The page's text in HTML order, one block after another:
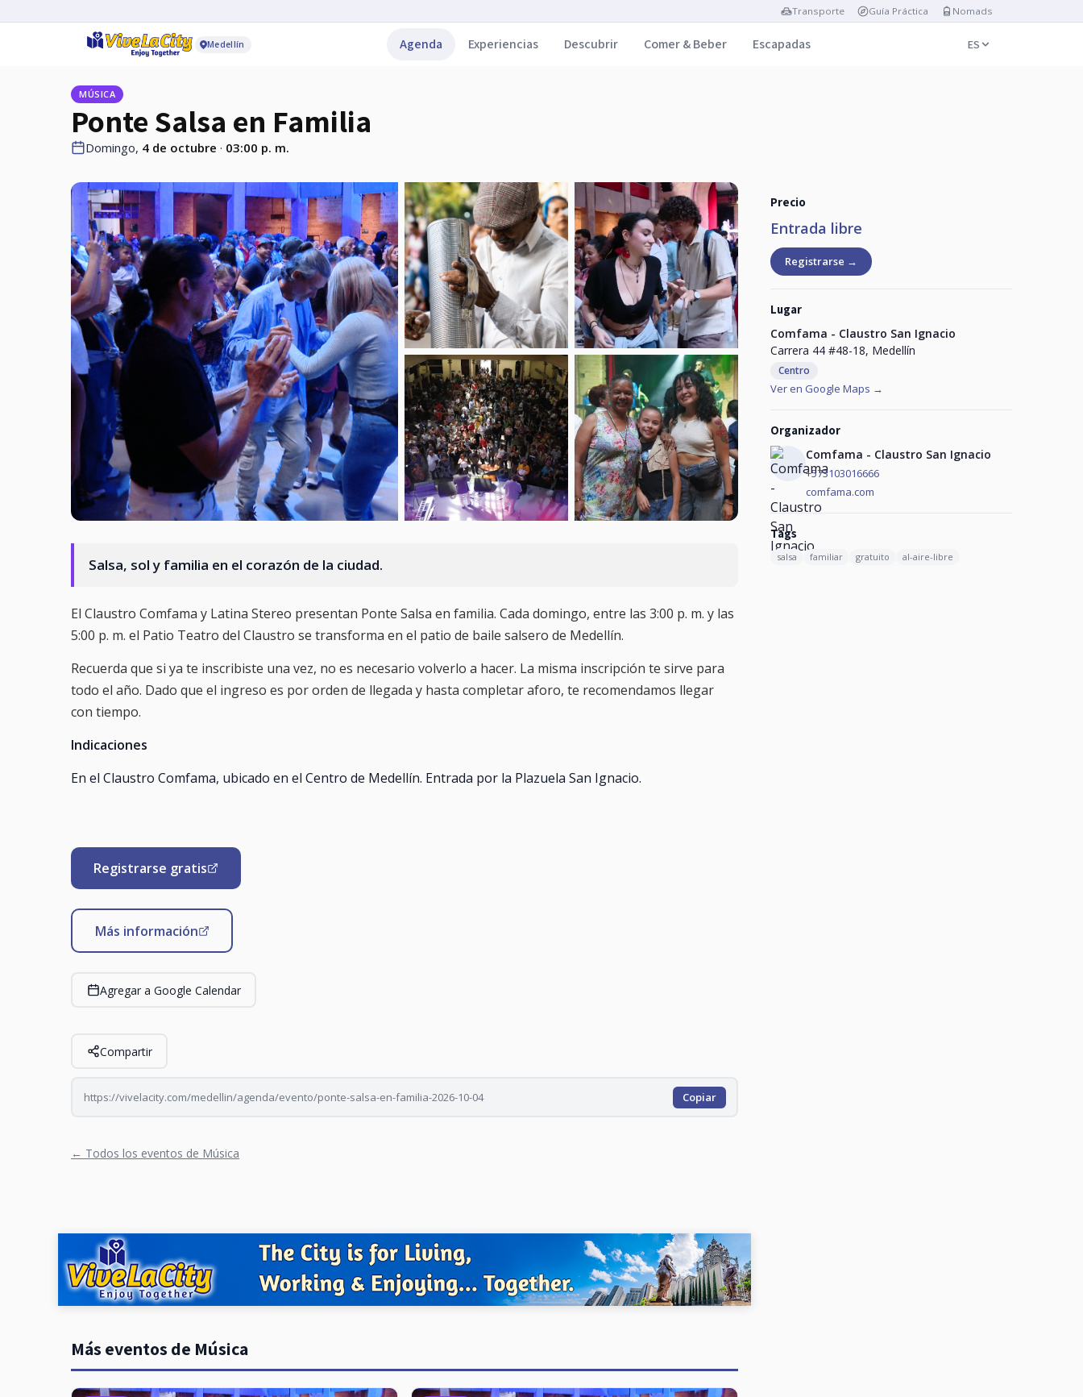
Transporte Guía Práctica Nomads
Medellín Agenda Experiencias Descubrir Comer & Beber Escapadas ES
MÚSICA
Ponte Salsa en Familia
Domingo, 4 de octubre · 03:00 p. m.
Salsa, sol y familia en el corazón de la ciudad.
El Claustro Comfama y Latina Stereo presentan Ponte Salsa en familia. Cada domingo, entre las 3:00 p. m. y las
5:00 p. m. el Patio Teatro del Claustro se transforma en el patio de baile salsero de Medellín.
Recuerda que si ya te inscribiste una vez, no es necesario volverlo a hacer. La misma inscripción te sirve para
todo el año. Dado que el ingreso es por orden de llegada y hasta completar aforo, te recomendamos llegar
con tiempo.
Indicaciones
En el Claustro Comfama, ubicado en el Centro de Medellín. Entrada por la Plazuela San Ignacio.
Precio
Entrada libre
Registrarse →
Lugar
Comfama - Claustro San Ignacio
Carrera 44 #48-18, Medellín
Centro
Ver en Google Maps →
Organizador
Comfama - Claustro San Ignacio
+573103016666
comfama.com
Tags
salsa familiar gratuito al-aire-libre
Registrarse gratis
Más información
Agregar a Google Calendar
Compartir
https://vivelacity.com/medellin/agenda/evento/ponte-salsa-en-familia-2026-10-04 Copiar
← Todos los eventos de Música
Más eventos de Música